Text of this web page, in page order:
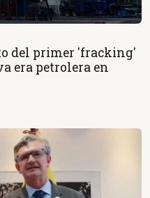
del primer 'fracking'
era petrolera en